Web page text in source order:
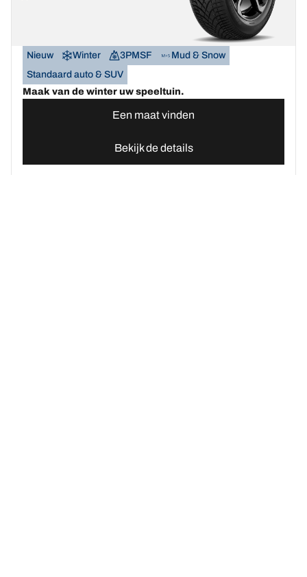
Nieuw Winter 3PMSF
Mud & Snow
Standaard auto & SUV
Maak van de winter uw speeltuin.
Een maat vinden
Bekijk de details